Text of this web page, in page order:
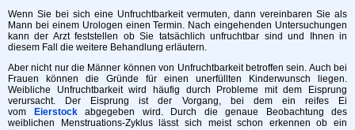
Wenn Sie bei sich eine Unfruchtbarkeit vermuten, dann vereinbaren Sie als
Mann bei einem Urologen einen Termin. Nach eingehenden Untersuchungen
kann der Arzt feststellen ob Sie tatsächlich unfruchtbar sind und Ihnen in
diesem Fall die weitere Behandlung erläutern.
Aber nicht nur die Männer können von Unfruchtbarkeit betroffen sein. Auch bei
Frauen können die Gründe für einen unerfüllten Kinderwunsch liegen.
Weibliche Unfruchtbarkeit wird häufig durch Probleme mit dem Eisprung
verursacht. Der Eisprung ist der Vorgang, bei dem ein reifes Ei
vom
Eierstockabgegeben wird. Durch die genaue Beobachtung des
weiblichen Menstruations-Zyklus lässt sich meist schon erkennen ob ein